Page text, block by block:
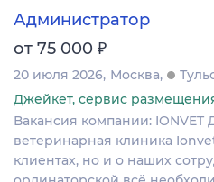
Администратор
от 75 000 ₽
20 июля 2026 Москва
Джейкет, сервис
Вакансия компании:
ветеринарная клиника
клиентах, но и о наших